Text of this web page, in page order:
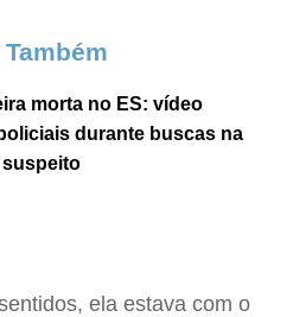
Também
morta no ES: vídeo
durante buscas na
ela estava com o